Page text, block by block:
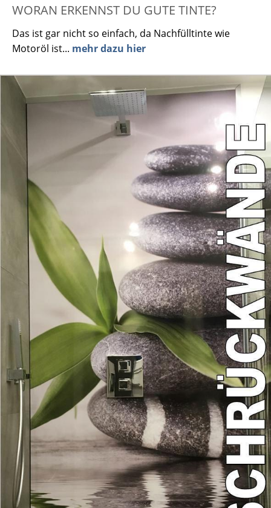
WORAN ERKENNST DU GUTE TINTE?
Das ist gar nicht so einfach, da Nachfülltinte wie
Motoröl ist... mehr dazu hier